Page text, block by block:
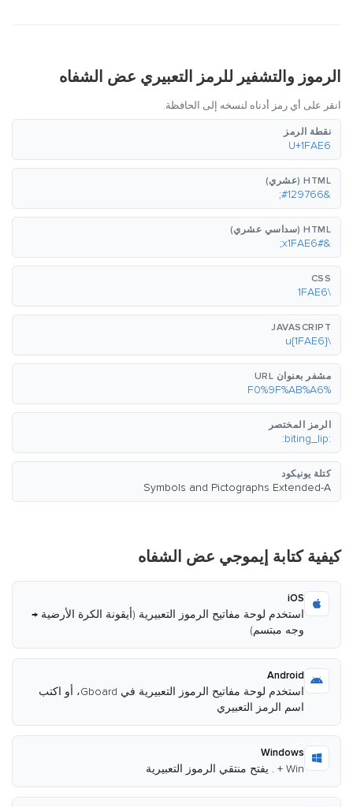
الرموز والتشفير للرمز التعبيري عض الشفاه
انقر على أي رمز أدناه لنسخه إلى الحافظة.
نقطة الرمز
U+1FAE6
HTML (عشري)
&#129766;
HTML (سداسي عشري)
&#x1FAE6;
CSS
\1FAE6
JAVASCRIPT
\u{1FAE6}
مشفر بعنوان URL
%F0%9F%AB%A6
الرمز المختصر
:biting_lip:
كتلة يونيكود
Symbols and Pictographs Extended-A
كيفية كتابة إيموجي عض الشفاه
iOS
استخدم لوحة مفاتيح الرموز التعبيرية (أيقونة الكرة الأرضية →
وجه مبتسم)
Android
استخدم لوحة مفاتيح الرموز التعبيرية في Gboard، أو اكتب
اسم الرمز التعبيري
Windows
Win + . يفتح منتقي الرموز التعبيرية